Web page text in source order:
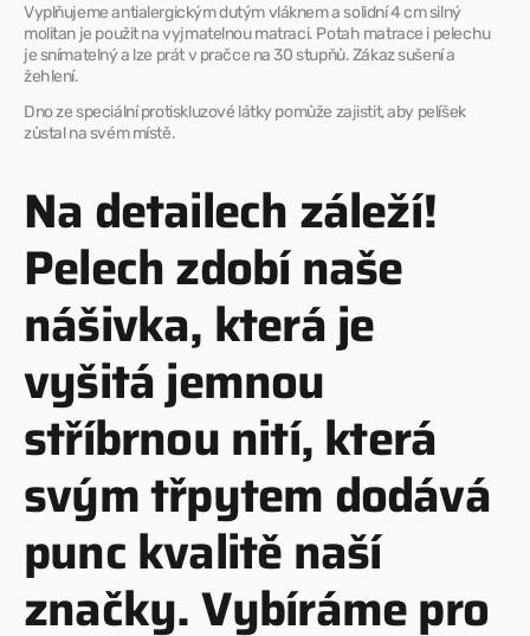
Vyplňujeme antialergickým dutým vláknem a solidní 4 cm silný
molitan je použit na vyjmatelnou matraci. Potah matrace i pelechu
je snímatelný a lze prát v pračce na 30 stupňů. Zákaz sušení a
žehlení.
Dno ze speciální protiskluzové látky pomůže zajistit, aby pelíšek
zůstal na svém místě.
Na detailech záleží!
Pelech zdobí naše
nášivka, která je
vyšitá jemnou
stříbrnou nití, která
svým třpytem dodává
punc kvalitě naší
značky. Vybíráme pro